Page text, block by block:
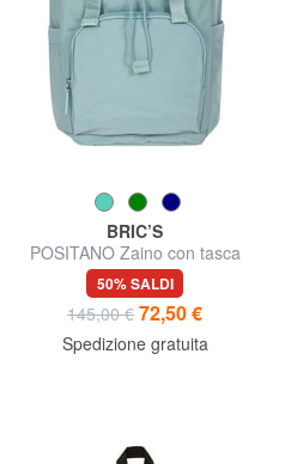
BRIC’S
POSITANO Zaino con tasca
porta PC
50% SALDI
145,00 € 72,50 €
Spedizione gratuita